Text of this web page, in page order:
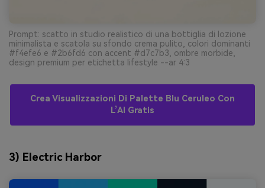
Prompt: scatto in studio realistico di una bottiglia di lozione
minimalista e scatola su sfondo crema pulito, colori dominanti
#f4efe6 e #2b6fd6 con accent #d7c7b3, ombre morbide,
design premium per etichetta lifestyle --ar 4:3
Crea Visualizzazioni Di Palette Blu Ceruleo Con
L’AI Gratis
3) Electric Harbor